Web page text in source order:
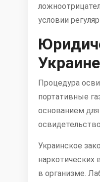
условии
Украине
Процедура
портативные
основанием
Украинское
наркотических
в организме.